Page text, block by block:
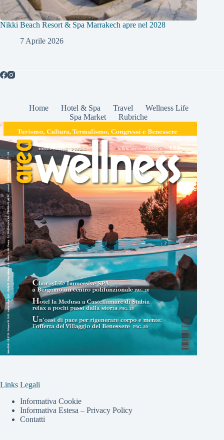
Nikki Beach Resort & Spa Marrakech apre nel 2028
7 Aprile 2026
Home Hotel & Spa Travel
Wellness Life
Spa Market
Rubriche
Links Legali
Informativa Cookie
Informativa Estesa – Privacy Policy
Contatti